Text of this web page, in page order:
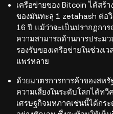
เครือข่ายของ Bitcoin ได้สร้
ของมันทะลุ 1 zetahash ต่อ
16 ปี แม้ว่าจะเป็นปรากฏกา
ความสามารถด้านการประม
รองรับของเครือข่ายในช่วง
แพร่หลาย
ด้วยมาตรการการค้าของสห
ความเสี่ยงในระดับโลกได้ท
เศรษฐกิจมหภาคเช่นนี้ได้กร